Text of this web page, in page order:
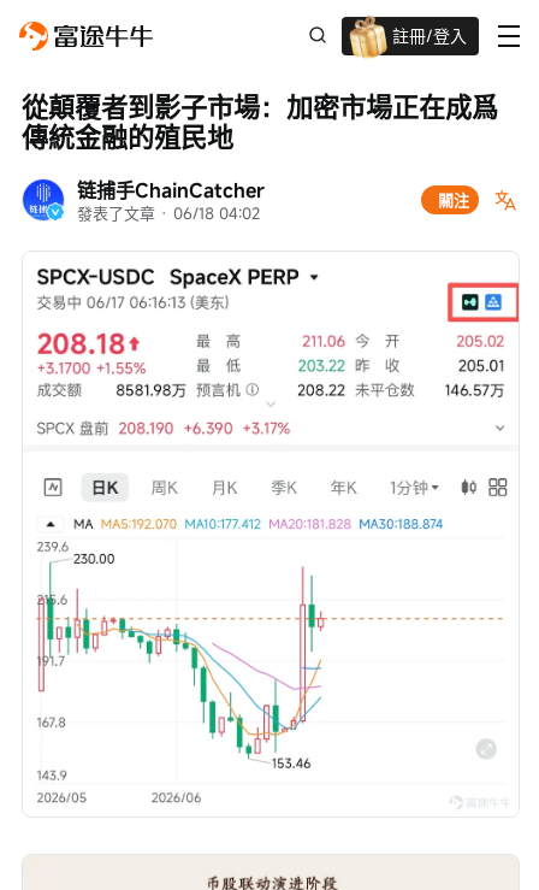
註冊/登入
链捕手ChainCatcher
發表了文章 · 06/18 04:02
關注
從顛覆者到影子市場：加密市場正在成爲
傳統金融的殖民地